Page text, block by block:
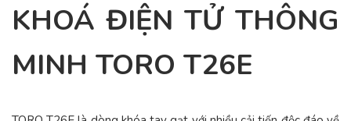
KHOÁ ĐIỆN TỬ THÔNG
MINH TORO T26E